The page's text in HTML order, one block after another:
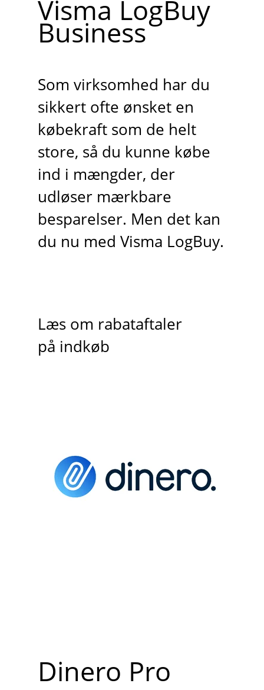
Visma LogBuy
Business
Som virksomhed har du
sikkert ofte ønsket en
købekraft som de helt
store, så du kunne købe
ind i mængder, der
udløser mærkbare
besparelser. Men det kan
du nu med Visma LogBuy.
Læs om rabataftaler
på indkøb
Dinero Pro